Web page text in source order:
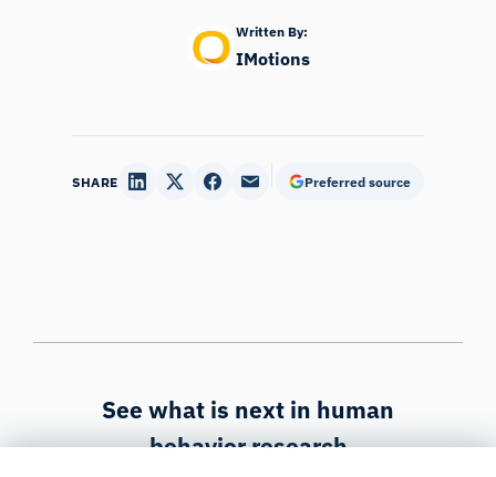
Written By:
IMotions
SHARE Preferred source
See what is next in human
behavior research